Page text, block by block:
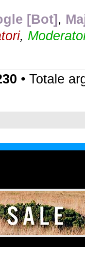
[Bot] ,
,
• Totale